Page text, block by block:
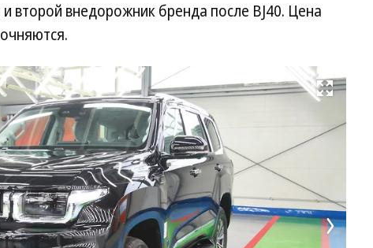
второй внедорожник бренда после BJ40. Цена
Развернуть на весь экран